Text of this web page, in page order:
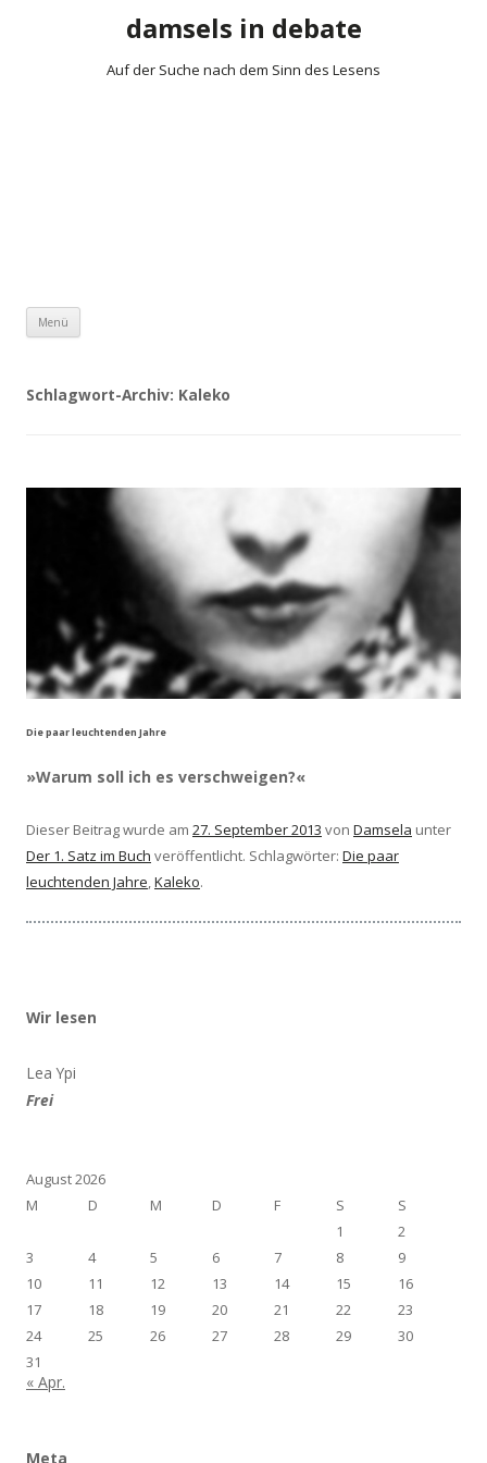
damsels in debate
Auf der Suche nach dem Sinn des Lesens
Menü
Schlagwort-Archiv: Kaleko
Die paar leuchtenden Jahre
»Warum soll ich es verschweigen?«
Dieser Beitrag wurde am 27. September 2013 von Damsela unter
Der 1. Satz im Buch veröffentlicht. Schlagwörter: Die paar
leuchtenden Jahre,Kaleko.
Wir lesen
Lea Ypi
Frei
August 2026
M
D M D F S
S
1
2
3
4 5 6 7 8
9
10
11 12 13 14 15
16
17
18 19 20 21 22
23
24
25 26 27 28 29
30
31
« Apr.
Meta